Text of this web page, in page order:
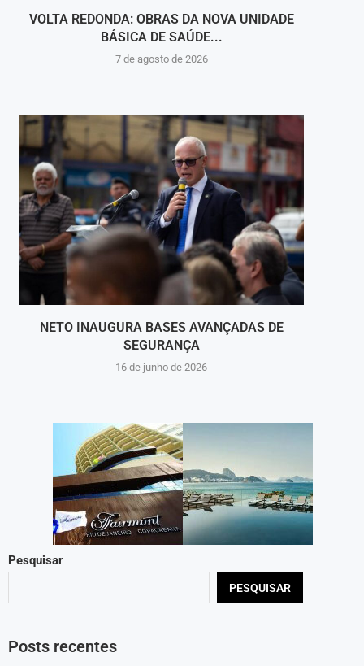
VOLTA REDONDA: OBRAS DA NOVA UNIDADE
BÁSICA DE SAÚDE...
7 de agosto de 2026
NETO INAUGURA BASES AVANÇADAS DE
SEGURANÇA
16 de junho de 2026
Pesquisar
PESQUISAR
Posts recentes